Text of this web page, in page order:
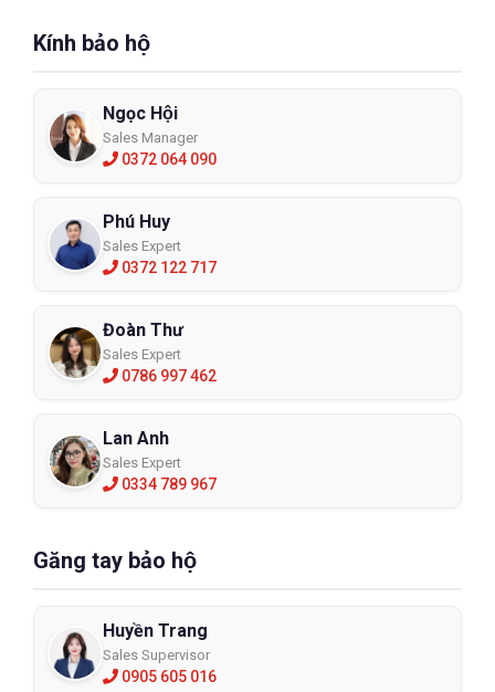
Kính bảo hộ
Ngọc Hội
Sales Manager
0372 064 090
Phú Huy
Sales Expert
0372 122 717
Đoàn Thư
Sales Expert
0786 997 462
Lan Anh
Sales Expert
0334 789 967
Găng tay bảo hộ
Huyền Trang
Sales Supervisor
0905 605 016